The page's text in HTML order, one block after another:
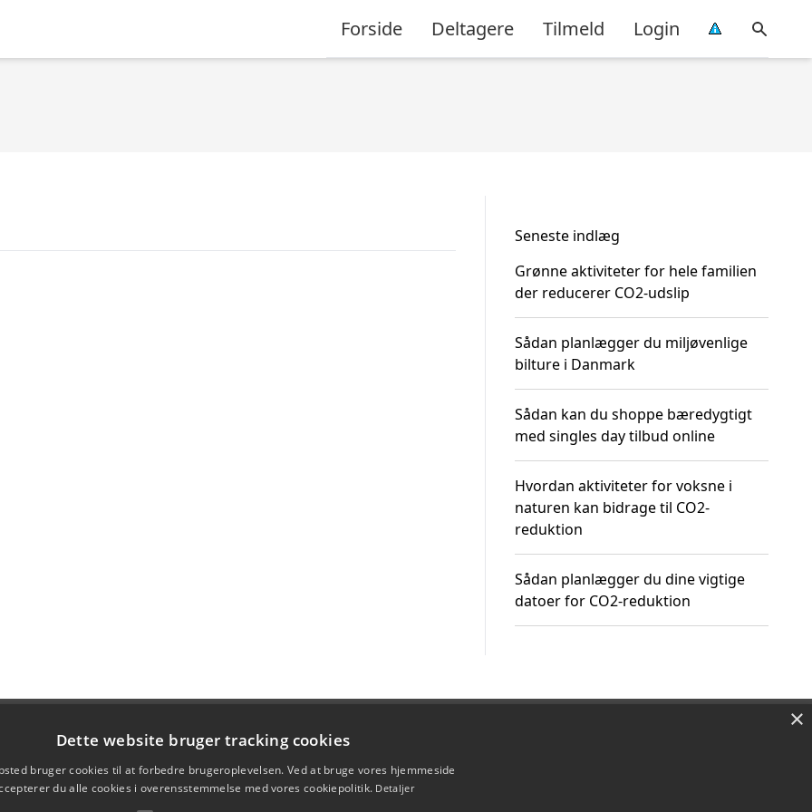
Forside Deltagere Tilmeld Login
Seneste indlæg
Grønne aktiviteter for hele familien
der reducerer CO2-udslip
Sådan planlægger du miljøvenlige
bilture i Danmark
Sådan kan du shoppe bæredygtigt
med singles day tilbud online
Hvordan aktiviteter for voksne i
naturen kan bidrage til CO2-
reduktion
Sådan planlægger du dine vigtige
datoer for CO2-reduktion
×
Dette website bruger tracking cookies
bruger cookies til at forbedre brugeroplevelsen. Ved at bruge vores hjemmeside
du alle cookies i overensstemmelse med vores cookiepolitik. Detaljer